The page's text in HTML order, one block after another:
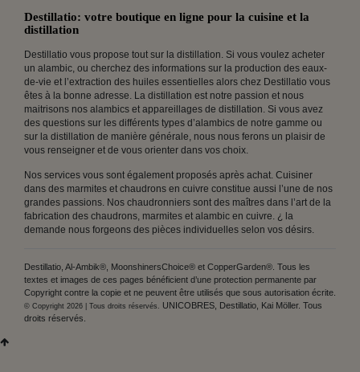
Destillatio: votre boutique en ligne pour la cuisine et la
distillation
Destillatio vous propose tout sur la distillation. Si vous voulez acheter
un alambic, ou cherchez des informations sur la production des eaux-
de-vie et l’extraction des huiles essentielles alors chez Destillatio vous
êtes à la bonne adresse. La distillation est notre passion et nous
maitrisons nos alambics et appareillages de distillation. Si vous avez
des questions sur les différents types d’alambics de notre gamme ou
sur la distillation de manière générale, nous nous ferons un plaisir de
vous renseigner et de vous orienter dans vos choix.
Nos services vous sont également proposés après achat. Cuisiner
dans des marmites et chaudrons en cuivre constitue aussi l’une de nos
grandes passions. Nos chaudronniers sont des maîtres dans l’art de la
fabrication des chaudrons, marmites et alambic en cuivre. ¿ la
demande nous forgeons des pièces individuelles selon vos désirs.
Destillatio, Al-Ambik®, MoonshinersChoice® et CopperGarden®. Tous les
textes et images de ces pages bénéficient d’une protection permanente par
Copyright contre la copie et ne peuvent être utilisés que sous autorisation écrite.
© Copyright 2026 | Tous droits réservés. UNICOBRES, Destillatio, Kai Möller. Tous
droits réservés.